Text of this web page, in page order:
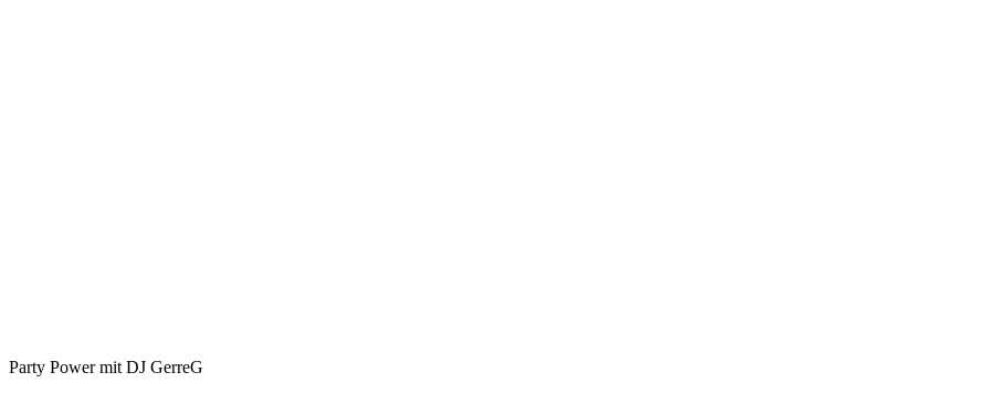
Party Power mit DJ GerreG